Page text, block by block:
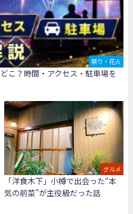
祭り・花火
こ？時間・アクセス・駐車場を
グルメ
「洋食木下」小樽で出会った“本
気の前菜”が主役級だった話